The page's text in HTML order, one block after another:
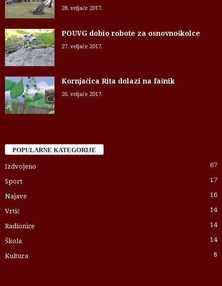
28. veljače 2017.
POUVG dobio robote za osnovnoškolce
27. veljače 2017.
Kornjačica Rita dolazi na fašnik
26. veljače 2017.
POPULARNE KATEGORIJE
Izdvojeno 67
Sport 17
Najave 16
Vrtić 14
Radionice 14
Škola 14
Kultura 8